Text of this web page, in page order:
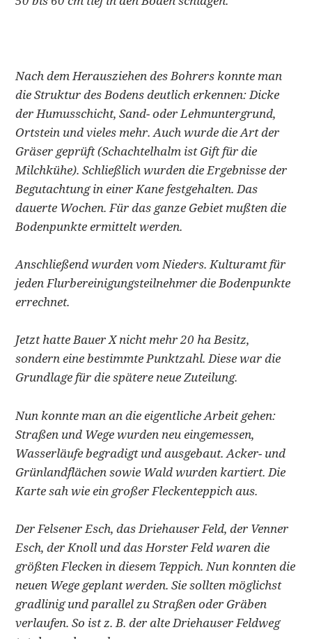
Nach dem Herausziehen des Bohrers konnte man
die Struktur des Bodens deutlich erkennen: Dicke
der Humusschicht, Sand- oder Lehmuntergrund,
Ortstein und vieles mehr. Auch wurde die Art der
Gräser geprüft (Schachtelhalm ist Gift für die
Milchkühe). Schließlich wurden die Ergebnisse der
Begutachtung in einer Kane festgehalten. Das
dauerte Wochen. Für das ganze Gebiet mußten die
Bodenpunkte ermittelt werden.
Anschließend wurden vom Nieders. Kulturamt für
jeden Flurbereinigungsteilnehmer die Bodenpunkte
errechnet.
Jetzt hatte Bauer X nicht mehr 20 ha Besitz,
sondern eine bestimmte Punktzahl. Diese war die
Grundlage für die spätere neue Zuteilung.
Nun konnte man an die eigentliche Arbeit gehen:
Straßen und Wege wurden neu eingemessen,
Wasserläufe begradigt und ausgebaut. Acker- und
Grünlandflächen sowie Wald wurden kartiert. Die
Karte sah wie ein großer Fleckenteppich aus.
Der Felsener Esch, das Driehauser Feld, der Venner
Esch, der Knoll und das Horster Feld waren die
größten Flecken in diesem Teppich. Nun konnten die
neuen Wege geplant werden. Sie sollten möglichst
gradlinig und parallel zu Straßen oder Gräben
verlaufen. So ist z. B. der alte Driehauser Feldweg